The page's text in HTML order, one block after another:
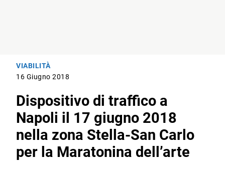
VIABILITÀ
16 Giugno 2018
Dispositivo di traffico a
Napoli il 17 giugno 2018
nella zona Stella-San Carlo
per la Maratonina dell’arte